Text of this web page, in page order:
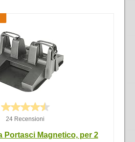
24 Recensioni
Portasci Magnetico, per 2